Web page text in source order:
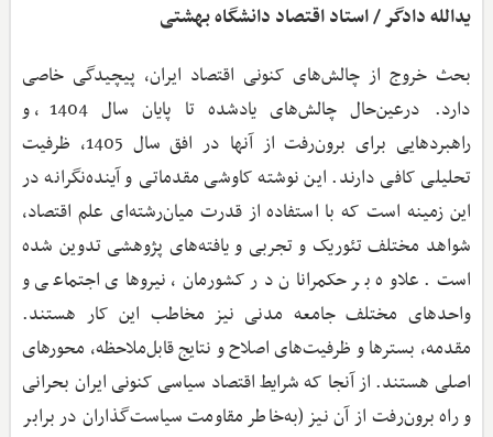
یدالله دادگر / استاد اقتصاد دانشگاه بهشتی
بحث خروج از چالش‌های کنونی اقتصاد ایران، پیچیدگی خاصی
دارد. درعین‌حال چالش‌های یادشده تا پایان سال 1404، و
راهبردهایی برای برون‌رفت از آنها در افق سال 1405، ظرفیت
تحلیلی کافی دارند. این نوشته کاوشی مقدماتی و آینده‌نگرانه در
این زمینه است که با استفاده از قدرت میان‌رشته‌ای علم اقتصاد،
شواهد مختلف تئوریک و تجربی و یافته‌های پژوهشی تدوین شده
است. علاوه بر حکمرانان در کشورمان، نیروهای اجتماعی و
واحدهای مختلف جامعه مدنی نیز مخاطب این کار هستند.
مقدمه، بسترها و ظرفیت‌های اصلاح و نتایج قابل‌ملاحظه، محورهای
اصلی هستند. از آنجا که شرایط اقتصاد سیاسی کنونی ایران بحرانی
و راه برون‌رفت از آن نیز (به‌خاطر مقاومت سیاست‌گذاران در برابر